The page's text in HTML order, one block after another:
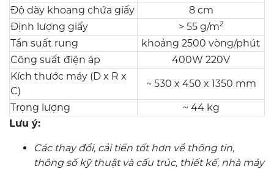
Độ dày khoang chứa giấy
8 cm
Định lượng giấy
> 55 g/m2
Tần suất rung
khoảng 2500 vòng/phút
Công suất điện áp
400W 220V
Kích thước máy (D x R x
C)
~ 530 x 450 x 1350 mm
Trọng lượng
~ 44 kg
Lưu ý:
Các thay đổi, cải tiến tốt hơn về thông tin,
thông số kỹ thuật và cấu trúc, thiết kế, nhà máy